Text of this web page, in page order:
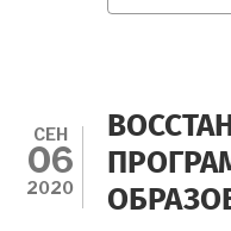
СЕН
06
2020